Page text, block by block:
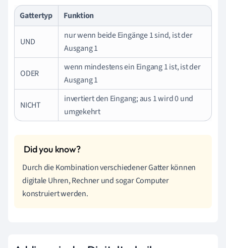
Gattertyp
Funktion
UND
nur wenn beide Eingänge 1 sind, ist der
Ausgang 1
ODER
wenn mindestens ein Eingang 1 ist, ist der
Ausgang 1
NICHT
invertiert den Eingang; aus 1 wird 0 und
umgekehrt
Durch die Kombination verschiedener Gatter können
digitale Uhren, Rechner und sogar Computer
konstruiert werden.